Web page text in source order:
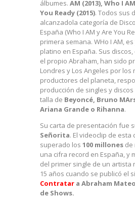
álbumes. AM (2013), Who I
You Ready (2015). Todos sus
alcanzadola categoría de
España (Who I AM y Are You
primera semana. WHo I AM,
platino en España. Sus
el propio Abraham, han sido
Londres y Los Angeles por los
productores del planeta,
producción de singles y
talla de Beyoncé, Bruno
Ariana Grande o Rihanna.
Su carta de presentación fue
Señorita. El videoclip de esta
superado los 100 millones de
una cifra record en España, y
del primer single de un artista
15 años cuando se publicó el
Contratar a Abraham
de Shows.